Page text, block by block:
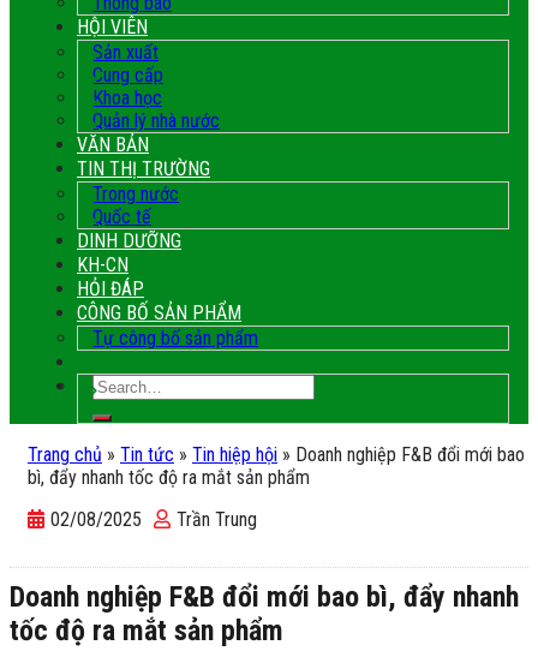
HỘI VIÊN
Sản xuất
Cung cấp
Khoa học
Quản lý nhà nước
VĂN BẢN
TIN THỊ TRƯỜNG
Trong nước
Quốc tế
DINH DƯỠNG
KH-CN
HỎI ĐÁP
CÔNG BỐ SẢN PHẨM
Tự công bố sản phẩm
Trang chủ » Tin tức » Tin hiệp hội » Doanh nghiệp F&B đổi mới bao
bì, đẩy nhanh tốc độ ra mắt sản phẩm
02/08/2025
Trần Trung
Doanh nghiệp F&B đổi mới bao bì, đẩy nhanh
tốc độ ra mắt sản phẩm